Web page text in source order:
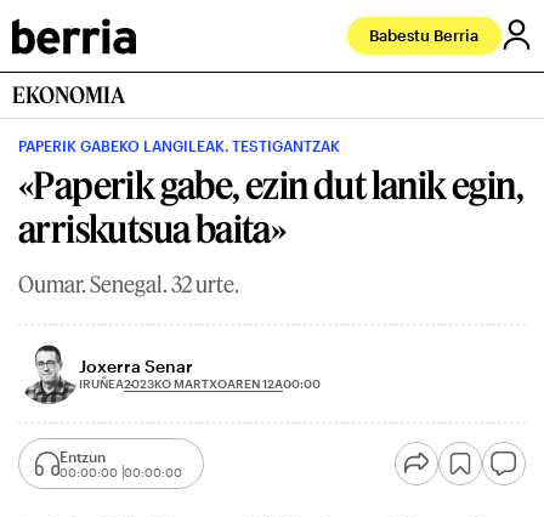
Babestu Berria
EKONOMIA
PAPERIK GABEKO LANGILEAK. TESTIGANTZAK
«Paperik gabe, ezin dut lanik egin,
arriskutsua baita»
Oumar. Senegal. 32 urte.
Joxerra Senar
IRUÑEA2023KO MARTXOAREN 12A00:00
Entzun
00:00:00 00:00:00